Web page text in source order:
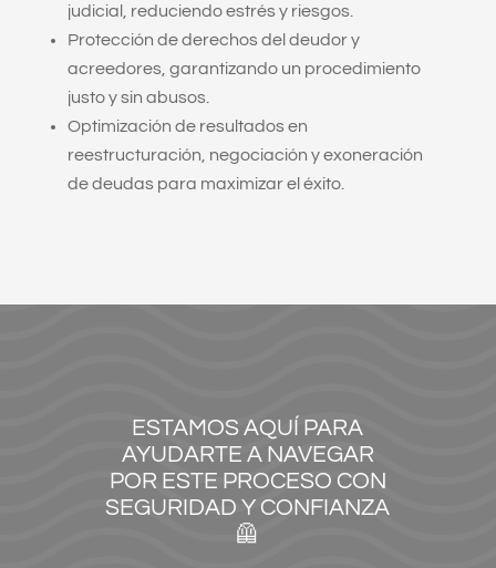
judicial, reduciendo estrés y riesgos.
Protección de derechos del deudor y
acreedores, garantizando un procedimiento
justo y sin abusos.
Optimización de resultados en
reestructuración, negociación y exoneración
de deudas para maximizar el éxito.
ESTAMOS AQUÍ PARA
AYUDARTE A NAVEGAR
POR ESTE PROCESO CON
SEGURIDAD Y CONFIANZA
🦺